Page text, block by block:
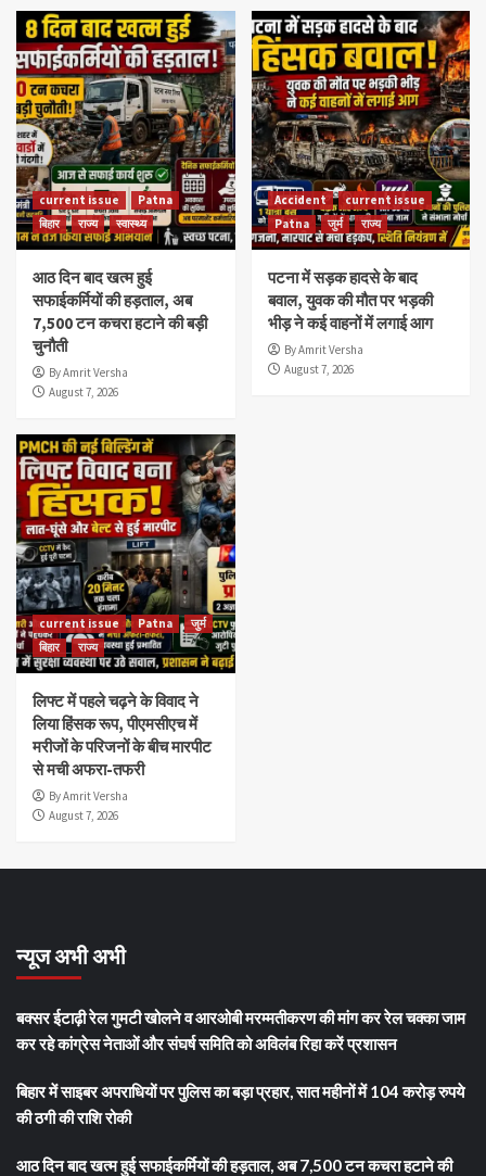
current issue
Patna
बिहार
राज्य स्वास्थ्य
आठ दिन बाद खत्म हुई
सफाईकर्मियों की हड़ताल, अब
7,500 टन कचरा हटाने की बड़ी
चुनौती
By Amrit Versha
August 7, 2026
Accident
current issue
Patna
जुर्म राज्य
पटना में सड़क हादसे के बाद
बवाल, युवक की मौत पर भड़की
भीड़ ने कई वाहनों में लगाई आग
By Amrit Versha
August 7, 2026
current issue Patna
जुर्म
बिहार
राज्य
लिफ्ट में पहले चढ़ने के विवाद ने
लिया हिंसक रूप, पीएमसीएच में
मरीजों के परिजनों के बीच मारपीट
से मची अफरा-तफरी
By Amrit Versha
August 7, 2026
न्यूज अभी अभी
बक्सर ईटाढ़ी रेल गुमटी खोलने व आरओबी मरम्मतीकरण की मांग कर रेल चक्का जाम
कर रहे कांग्रेस नेताओं और संघर्ष समिति को अविलंब रिहा करें प्रशासन
बिहार में साइबर अपराधियों पर पुलिस का बड़ा प्रहार, सात महीनों में 104 करोड़ रुपये
की ठगी की राशि रोकी
आठ दिन बाद खत्म हुई सफाईकर्मियों की हड़ताल, अब 7,500 टन कचरा हटाने की